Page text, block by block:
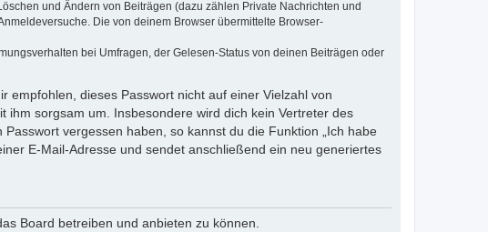
und Ändern von Beiträgen (dazu zählen Private Nachrichten und
Die von deinem Browser übermittelte Browser-
bei Umfragen, der Gelesen-Status von deinen Beiträgen oder
empfohlen, dieses Passwort nicht auf einer Vielzahl von
ihm sorgsam um. Insbesondere wird dich kein Vertreter des
vergessen haben, so kannst du die Funktion „Ich habe
E-Mail-Adresse und sendet anschließend ein neu generiertes
Board betreiben und anbieten zu können.